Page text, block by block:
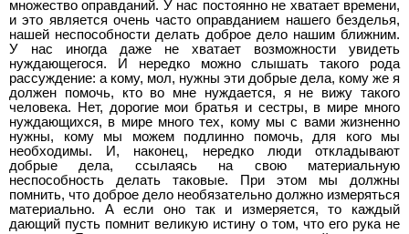
множество оправданий. У нас постоянно не хватает времени,
и это является очень часто оправданием нашего безделья,
нашей неспособности делать доброе дело нашим ближним.
У нас иногда даже не хватает возможности увидеть
нуждающегося. И нередко можно слышать такого рода
рассуждение: а кому, мол, нужны эти добрые дела, кому же я
должен помочь, кто во мне нуждается, я не вижу такого
человека. Нет, дорогие мои братья и сестры, в мире много
нуждающихся, в мире много тех, кому мы с вами жизненно
нужны, кому мы можем подлинно помочь, для кого мы
необходимы. И, наконец, нередко люди откладывают
добрые дела, ссылаясь на свою материальную
неспособность делать таковые. При этом мы должны
помнить, что доброе дело необязательно должно измеряться
материально. А если оно так и измеряется, то каждый
дающий пусть помнит великую истину о том, что его рука не